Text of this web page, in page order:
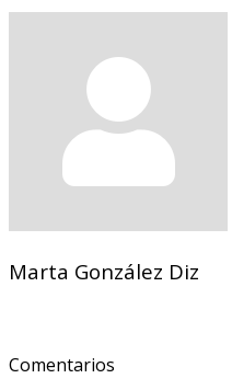
Marta González Diz
Comentarios